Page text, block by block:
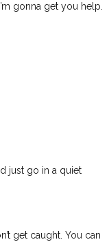
gonna get you help.
just go in a quiet
get caught. You can